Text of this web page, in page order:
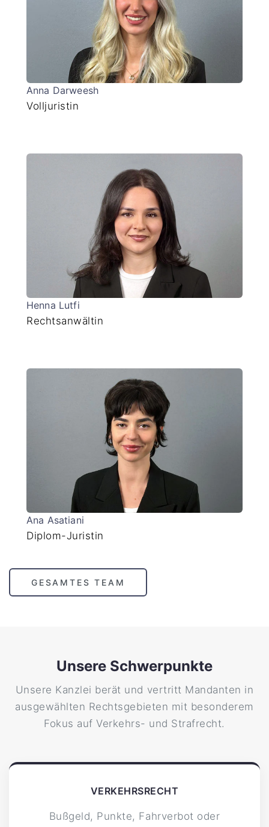
Anna Darweesh
Volljuristin
Henna Lutfi
Rechtsanwältin
Ana Asatiani
Diplom-Juristin
GESAMTES TEAM
Unsere Schwerpunkte
Unsere Kanzlei berät und vertritt Mandanten in
ausgewählten Rechtsgebieten mit besonderem
Fokus auf Verkehrs- und Strafrecht.
VERKEHRSRECHT
Bußgeld, Punkte, Fahrverbot oder